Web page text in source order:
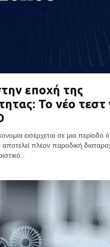
εποχή της
Το νέο τεστ
εισέρχεται σε μια περίοδο
αποτελεί πλέον παροδική